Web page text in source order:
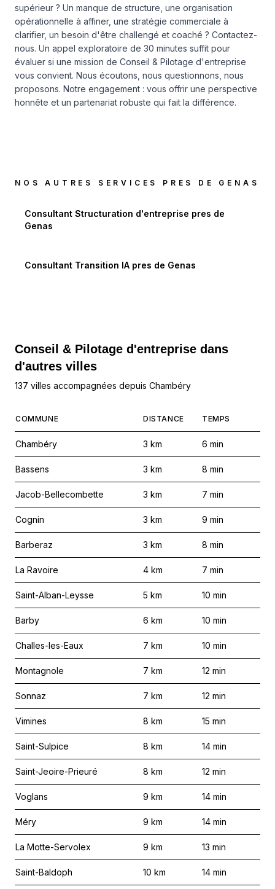
supérieur ? Un manque de structure, une organisation
opérationnelle à affiner, une stratégie commerciale à
clarifier, un besoin d'être challengé et coaché ? Contactez-
nous. Un appel exploratoire de 30 minutes suffit pour
évaluer si une mission de Conseil & Pilotage d'entreprise
vous convient. Nous écoutons, nous questionnons, nous
proposons. Notre engagement : vous offrir une perspective
honnête et un partenariat robuste qui fait la différence.
NOS AUTRES SERVICES PRES DE GENAS
Consultant Structuration d'entreprise pres de
Genas
Consultant Transition IA pres de Genas
Conseil & Pilotage d'entreprise dans
d'autres villes
137 villes accompagnées depuis Chambéry
COMMUNE DISTANCE TEMPS
Chambéry 3 km 6 min
Bassens 3 km 8 min
Jacob-Bellecombette 3 km 7 min
Cognin 3 km 9 min
Barberaz 3 km 8 min
La Ravoire 4 km 7 min
Saint-Alban-Leysse 5 km 10 min
Barby 6 km 10 min
Challes-les-Eaux 7 km 10 min
Montagnole 7 km 12 min
Sonnaz 7 km 12 min
Vimines 8 km 15 min
Saint-Sulpice 8 km 14 min
Saint-Jeoire-Prieuré 8 km 12 min
Voglans 9 km 14 min
Méry 9 km 14 min
La Motte-Servolex 9 km 13 min
Saint-Baldoph 10 km 14 min